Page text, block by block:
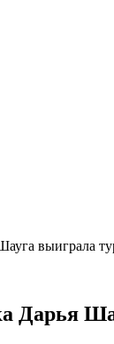
выиграла
Дарья